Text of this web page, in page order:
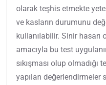
olarak teşhis etmekte
ve kasların durumunu
kullanılabilir. Sinir hasarı
amacıyla bu test
sıkışması olup
yapılan değerlendirmeler